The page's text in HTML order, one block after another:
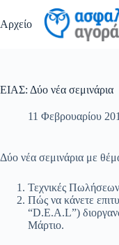
στο
περιεχόμενο
Αρχείο
ΕΙΑΣ: Δύο νέα σεμινάρια
11 Φεβρουαρίου
Δύο νέα σεμινάρια με
Τεχνικές Πωλήσεων
Πώς να κάνετε
“D.E.A.L”)
Μάρτιο.